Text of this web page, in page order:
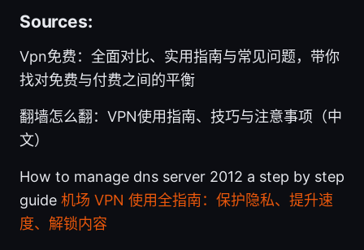
Sources:
Vpn免费：全面对比、实用指南与常见问题，带你
找对免费与付费之间的平衡
翻墙怎么翻：VPN使用指南、技巧与注意事项（中
文）
How to manage dns server 2012 a step by step
guide 机场 VPN 使用全指南：保护隐私、提升速
度、解锁内容